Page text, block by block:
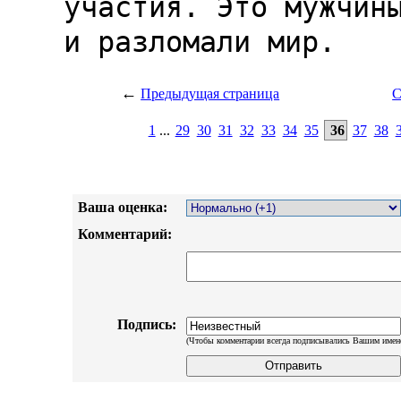
← Предыдущая страница
1 ... 29 30 31 32 33 34 35 36 37 38
Ваша оценка:
Комментарий:
Подпись:
(Чтобы комментарии всегда подписывались Вашим